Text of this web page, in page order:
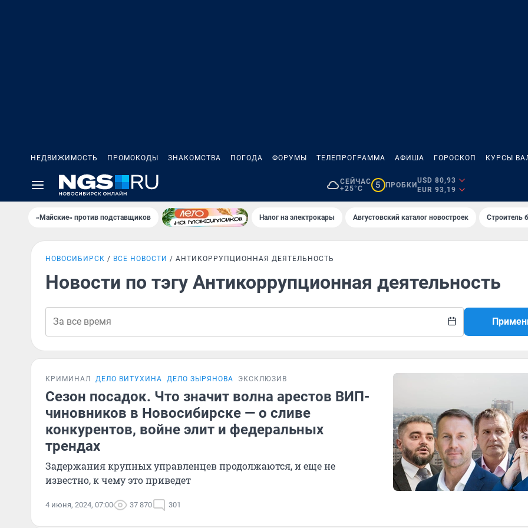
НЕДВИЖИМОСТЬ ПРОМОКОДЫ ЗНАКОМСТВА ПОГОДА ФОРУМЫ ТЕЛЕПРОГРАММА АФИША ГОРОСКОП КУРСЫ
СЕЙЧАС
+25°C
5 ПРОБКИ
USD 80,93
EUR 93,19
«Майские» против подставщиков Налог на электрокары Августовский каталог новостроек Строитель
НОВОСИБИРСК ВСЕ НОВОСТИ АНТИКОРРУПЦИОННАЯ ДЕЯТЕЛЬНОСТЬ
Новости по тэгу Антикоррупционная деятельность
КРИМИНАЛ ДЕЛО ВИТУХИНА ДЕЛО ЗЫРЯНОВА ЭКСКЛЮЗИВ
Сезон посадок. Что значит волна арестов ВИП-
чиновников в Новосибирске — о сливе
конкурентов, войне элит и федеральных
трендах
Задержания крупных управленцев продолжаются, и еще не
известно, к чему это приведет
4 июня, 2024, 07:00 37 870 301